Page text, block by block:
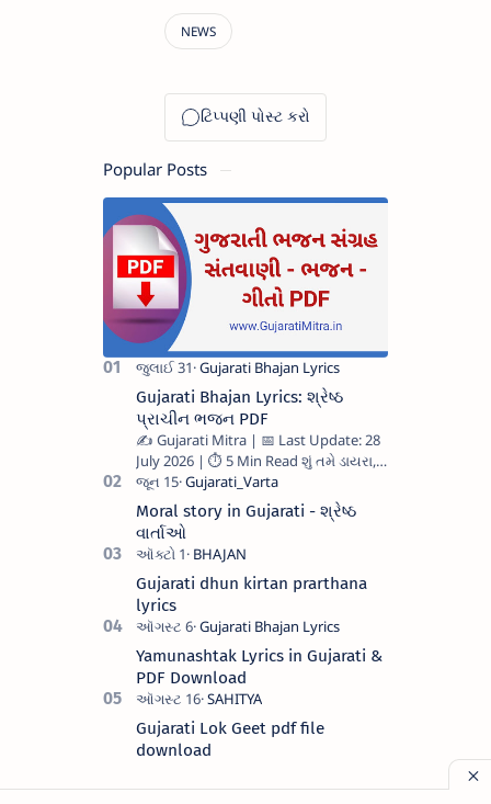
Popular Posts
Gujarati Bhajan Lyrics: શ્રેષ્ઠ
પ્રાચીન ભજન PDF
✍️ Gujarati Mitra | 📅 Last Update: 28
July 2026 | ⏱️ 5 Min Read શું તમે ડાયરા,
સત્સંગ કે ઘરે ગાવા માટે સ્પષ્ટ અને સાચા
Gujarati …
Moral story in Gujarati - શ્રેષ્ઠ
વાર્તાઓ
Gujarati dhun kirtan prarthana
lyrics
Yamunashtak Lyrics in Gujarati &
PDF Download
Gujarati Lok Geet pdf file
download